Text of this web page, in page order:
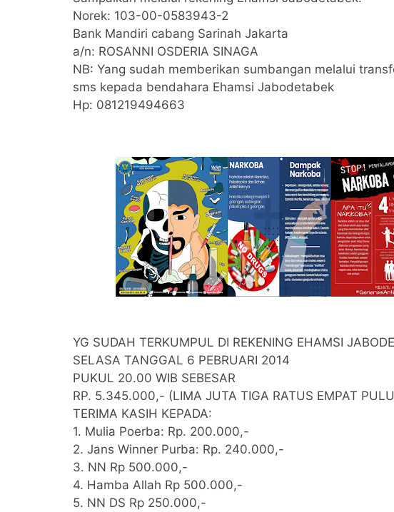
Norek: 103-00-0583943-2
Bank Mandiri cabang Sarinah Jakarta
a/n: ROSANNI OSDERIA SINAGA
NB: Yang sudah memberikan sumbangan melalui
sms kepada bendahara Ehamsi Jabodetabek
Hp: 081219494663
YG SUDAH TERKUMPUL DI REKENING EHAMSI
SELASA TANGGAL 6 PEBRUARI 2014
PUKUL 20.00 WIB SEBESAR
RP. 5.345.000,- (LIMA JUTA TIGA RATUS EMPAT
TERIMA KASIH KEPADA:
1. Mulia Poerba: Rp. 200.000,-
2. Jans Winner Purba: Rp. 240.000,-
3. NN Rp 500.000,-
4. Hamba Allah Rp 500.000,-
5. NN DS Rp 250.000,-